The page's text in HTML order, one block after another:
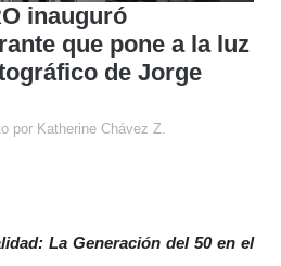
inauguró
que pone a la luz
de Jorge
por Katherine Chávez Z.
La Generación del 50 en el